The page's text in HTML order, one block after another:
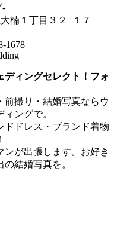
-
楠１丁目３２−１７
1678
ディングセレクト！フォ
前撮り・結婚写真ならウ
ングで。
ドドレス・ブランド着物
が出張します。お好き
結婚写真を。